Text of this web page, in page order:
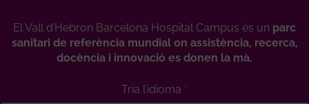
El Vall d’Hebron Barcelona Hospital Campus és un parc
sanitari de referència mundial on assistència, recerca,
docència i innovació es donen la mà.
Tria l’idioma